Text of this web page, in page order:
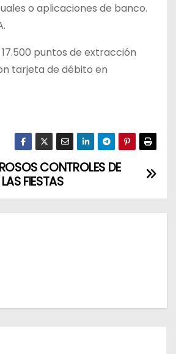
o aplicaciones de banco.
puntos de extracción
tarjeta de débito en
CONTROLES DE
FIESTAS